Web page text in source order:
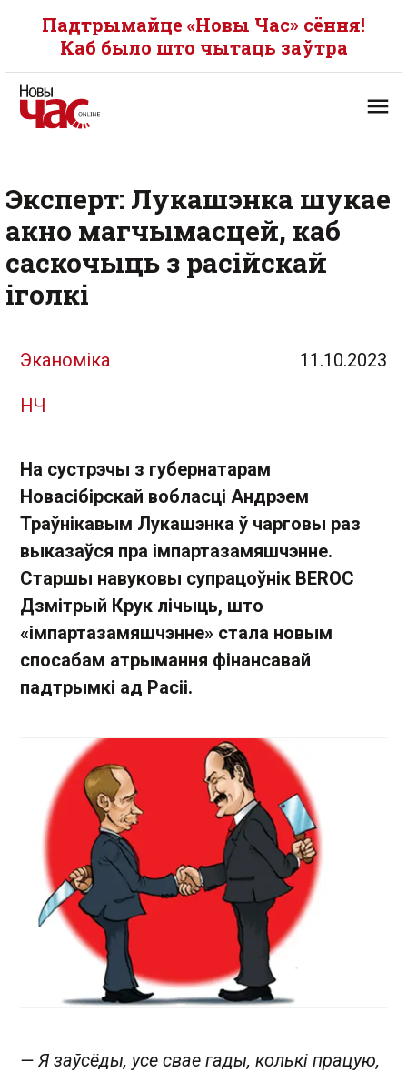
Падтрымайце «Новы Час» сёння!
Каб было што чытаць заўтра
Эксперт: Лукашэнка шукае
акно магчымасцей, каб
саскочыць з расійскай
іголкі
Эканоміка 11.10.2023
НЧ
На сустрэчы з губернатарам
Новасібірскай вобласці Андрэем
Траўнікавым Лукашэнка ў чарговы раз
выказаўся пра імпартазамяшчэнне.
Старшы навуковы супрацоўнік BEROC
Дзмітрый Крук лічыць, што
«імпартазамяшчэнне» стала новым
спосабам атрымання фінансавай
падтрымкі ад Расіі.
— Я заўсёды, усе свае гады, колькі працую,